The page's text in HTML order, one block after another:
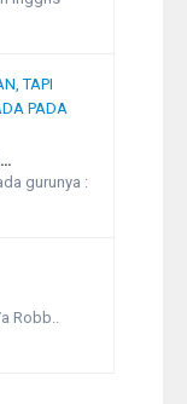
gurunya :
Robb..